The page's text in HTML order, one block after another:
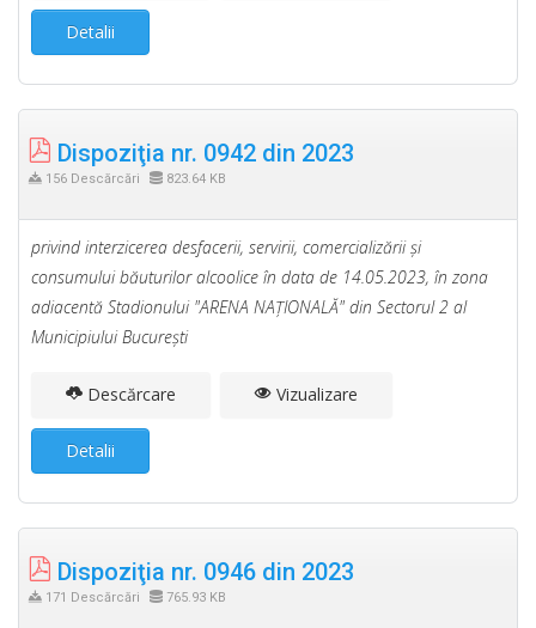
Detalii
Dispoziţia nr. 0942 din 2023
156 Descărcări 823.64 KB
privind interzicerea desfacerii, servirii, comercializării şi
consumului băuturilor alcoolice în data de 14.05.2023, în zona
adiacentă Stadionului "ARENA NAŢIONALĂ" din Sectorul 2 al
Municipiului Bucureşti
Descărcare Vizualizare
Detalii
Dispoziţia nr. 0946 din 2023
171 Descărcări 765.93 KB